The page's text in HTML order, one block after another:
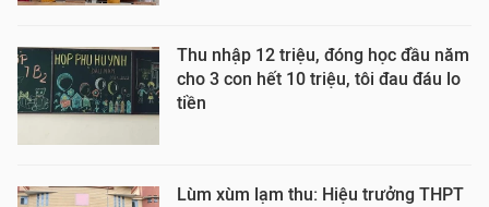
Thu nhập 12 triệu, đóng học đầu năm
cho 3 con hết 10 triệu, tôi đau đáu lo
tiền
Lùm xùm lạm thu: Hiệu trưởng THPT